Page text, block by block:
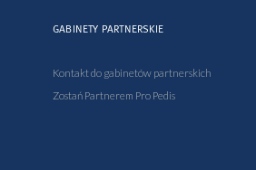
k
e
i
n
GABINETY PARTNERSKIE
Kontakt do gabinetów partnerskich
Zostań Partnerem Pro Pedis